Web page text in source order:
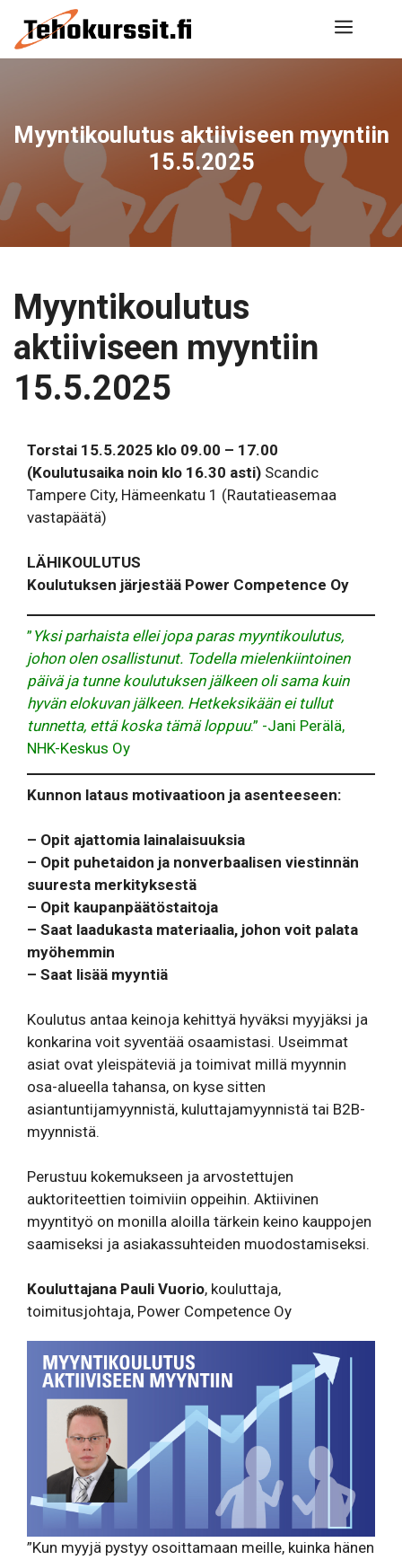
sisältöön
Myyntikoulutus aktiiviseen myyntiin
15.5.2025
Myyntikoulutus
aktiiviseen myyntiin
15.5.2025
Torstai 15.5.2025 klo 09.00 – 17.00
(Koulutusaika noin klo 16.30 asti) Scandic
Tampere City, Hämeenkatu 1 (Rautatieasemaa
vastapäätä)
LÄHIKOULUTUS
Koulutuksen järjestää Power Competence Oy
” Yksi parhaista ellei jopa paras myyntikoulutus,
johon olen osallistunut. Todella mielenkiintoinen
päivä ja tunne koulutuksen jälkeen oli sama kuin
hyvän elokuvan jälkeen. Hetkeksikään ei tullut
tunnetta, että koska tämä loppuu.” -Jani Perälä,
NHK-Keskus Oy
Kunnon lataus motivaatioon ja asenteeseen:
– Opit ajattomia lainalaisuuksia
– Opit puhetaidon ja nonverbaalisen viestinnän
suuresta merkityksestä
– Opit kaupanpäätöstaitoja
– Saat laadukasta materiaalia, johon voit palata
myöhemmin
– Saat lisää myyntiä
Koulutus antaa keinoja kehittyä hyväksi myyjäksi ja
konkarina voit syventää osaamistasi. Useimmat
asiat ovat yleispäteviä ja toimivat millä myynnin
osa-alueella tahansa, on kyse sitten
asiantuntijamyynnistä, kuluttajamyynnistä tai B2B-
myynnistä.
Perustuu kokemukseen ja arvostettujen
auktoriteettien toimiviin oppeihin. Aktiivinen
myyntityö on monilla aloilla tärkein keino kauppojen
saamiseksi ja asiakassuhteiden muodostamiseksi.
Kouluttajana Pauli Vuorio, kouluttaja,
toimitusjohtaja, Power Competence Oy
”Kun myyjä pystyy osoittamaan meille, kuinka hänen